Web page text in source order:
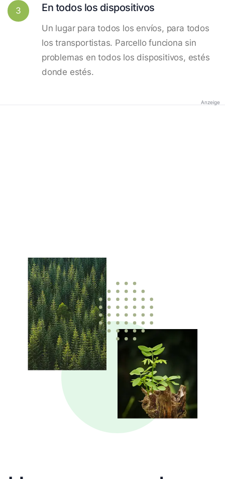
3 En todos los dispositivos
Un lugar para todos los envíos, para todos
los transportistas. Parcello funciona sin
problemas en todos los dispositivos, estés
donde estés.
Anzeige